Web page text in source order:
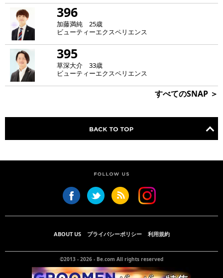
396
加藤満純 25歳
ビューティーエクスペリエンス
395
草深大介 33歳
ビューティーエクスペリエンス
すべてのSNAP ＞
ABOUT US プライバシーポリシー 利用規約
©2013 - 2026 - Be.com All rights reserved